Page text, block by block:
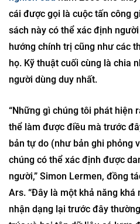
cái được gọi là cuộc tấn công
sách này có thể xác định
hướng chính trị cũng như các
họ. Kỹ thuật cuối cùng là chia
người dùng duy nhất.
“Những gì chúng tôi phát hiện
thể làm được điều mà trước
bản tự do (như bản ghi phỏng
chúng có thể xác định được
người,” Simon Lermen, đồng
Ars. “Đây là một khả năng khá
nhận dạng lại trước đây